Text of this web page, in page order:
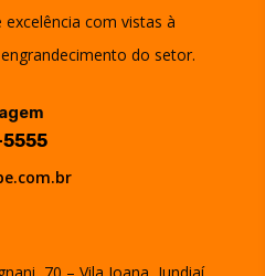
com vistas à
do setor.
5555